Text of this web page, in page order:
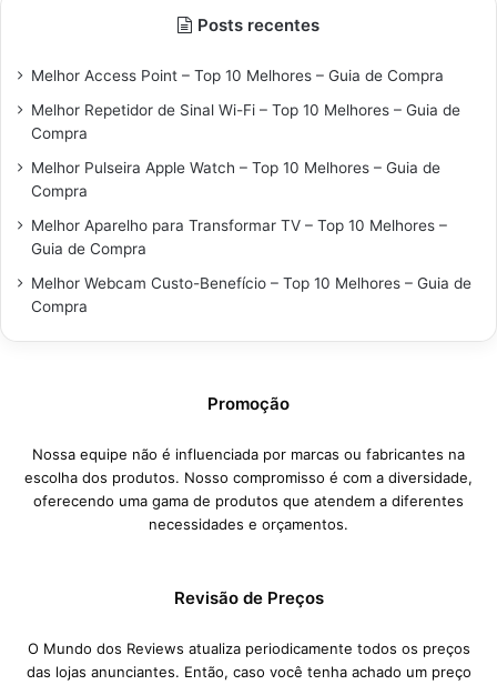
Posts recentes
Melhor Access Point – Top 10 Melhores – Guia de Compra
Melhor Repetidor de Sinal Wi-Fi – Top 10 Melhores – Guia de
Compra
Melhor Pulseira Apple Watch – Top 10 Melhores – Guia de
Compra
Melhor Aparelho para Transformar TV – Top 10 Melhores –
Guia de Compra
Melhor Webcam Custo-Benefício – Top 10 Melhores – Guia de
Compra
Promoção
Nossa equipe não é influenciada por marcas ou fabricantes na
escolha dos produtos. Nosso compromisso é com a diversidade,
oferecendo uma gama de produtos que atendem a diferentes
necessidades e orçamentos.
Revisão de Preços
O Mundo dos Reviews atualiza periodicamente todos os preços
das lojas anunciantes. Então, caso você tenha achado um preço